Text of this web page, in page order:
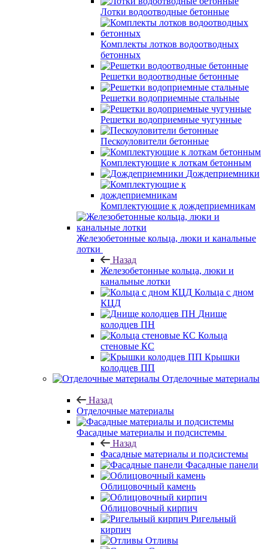
Лотки водоотводные бетонные
Комплекты лотков водоотводных
бетонных
Решетки водоотводные бетонные
Решетки водоприемные стальные
Решетки водоприемные чугунные
Пескоуловители бетонные
Комплектующие к лоткам бетонным
Дождеприемники
Комплектующие к дождеприемникам
Железобетонные кольца, люки и канальные
лотки
Назад
Железобетонные кольца, люки и
канальные лотки
Кольца с дном
КЦД
Днище
колодцев ПН
Кольца
стеновые КС
Крышки
колодцев ПП
Отделочные материалы
Назад
Отделочные материалы
Фасадные материалы и подсистемы
Назад
Фасадные материалы и подсистемы
Фасадные панели
Облицовочный камень
Облицовочный кирпич
Ригельный
кирпич
Отливы